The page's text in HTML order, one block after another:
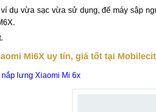
dụ vừa sạc vừa sử dụng, để máy sập
Mi6X uy tín, giá tốt tại
nắp lưng Xiaomi Mi 6x